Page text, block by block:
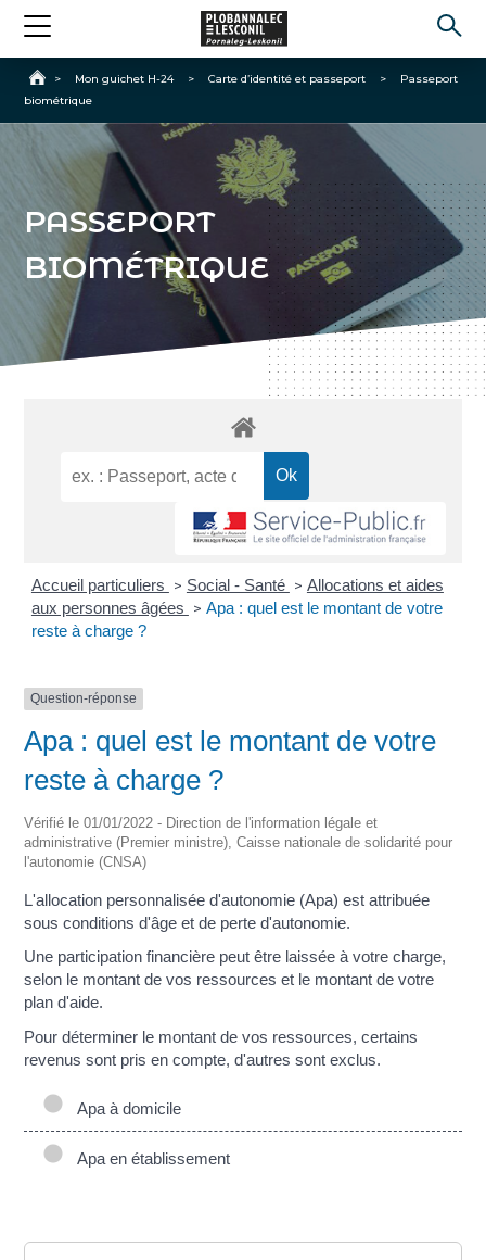
Accueil
> Mon guichet H-24 > Carte d’identité et passeport >
Passeport
biométrique
PASSEPORT
BIOMÉTRIQUE
Accueil particuliers > Social - Santé > Allocations et aides
aux personnes âgées
> Apa : quel est le montant de votre
reste à charge ?
Question-réponse
Apa : quel est le montant de votre
reste à charge ?
Vérifié le 01/01/2022 - Direction de l'information légale et
administrative (Premier ministre), Caisse nationale de solidarité pour
l'autonomie (CNSA)
L'allocation personnalisée d'autonomie (Apa) est attribuée
sous conditions d'âge et de perte d'autonomie.
Une participation financière peut être laissée à votre charge,
selon le montant de vos ressources et le montant de votre
plan d'aide.
Pour déterminer le montant de vos ressources, certains
revenus sont pris en compte, d'autres sont exclus.
Apa à domicile
Apa en établissement